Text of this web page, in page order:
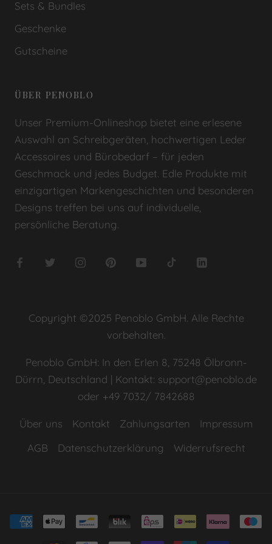
Sets & Bundles
Geschenke
Gutscheine
ÜBER PENOBLO
Unser Premium-Onlineshop bietet eine erlesene
Auswahl an Schreibgeräten, hochwertigen Leder
Accessoires und Bürobedarf – für jeden
Geschmack und jedes Budget. Edle Produkte mit
einzigartigen Markengeschichten und besonderen
Designs treffen bei uns auf individuelle,
persönliche Beratung.
Copyright ©2025 Penoblo GmbH. Alle Rechte
vorbehalten.
Penoblo GmbH: In den Erlen 8, 75248 Ölbronn-
Dürrn, Deutschland | Kontakt: support@penoblo.de
oder +49 7032/ 7842688
Über uns Kontakt Zahlungsarten
Impressum
AGB
Datenschutzerklärung Widerrufsrecht